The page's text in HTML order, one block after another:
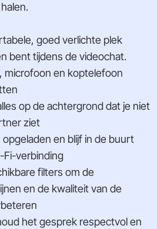
goed verlichte plek
bent tijdens de videochat.
microfoon en koptelefoon
op de achtergrond dat je niet
ziet
en blijf in de buurt
Fi-verbinding
filters om de
en de kwaliteit van de
het gesprek respectvol en